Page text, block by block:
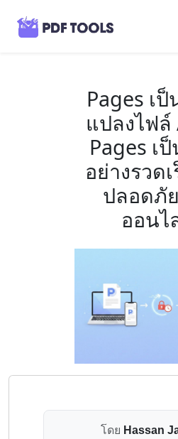
Pages เป็
แปลงไฟล์
Pages เ
อย่างรวด
ปลอดภั
ออนไ
โดย Hassan